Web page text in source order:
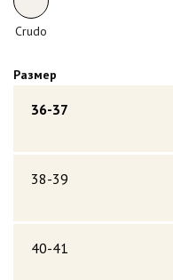
Crudo
Размер
36-37
38-39
40-41